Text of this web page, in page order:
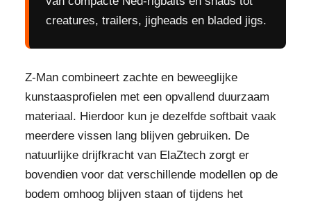
creatures, trailers, jigheads en bladed jigs.
Z-Man combineert zachte en beweeglijke
kunstaasprofielen met een opvallend duurzaam
materiaal. Hierdoor kun je dezelfde softbait vaak
meerdere vissen lang blijven gebruiken. De
natuurlijke drijfkracht van ElaZtech zorgt er
bovendien voor dat verschillende modellen op de
bodem omhoog blijven staan of tijdens het